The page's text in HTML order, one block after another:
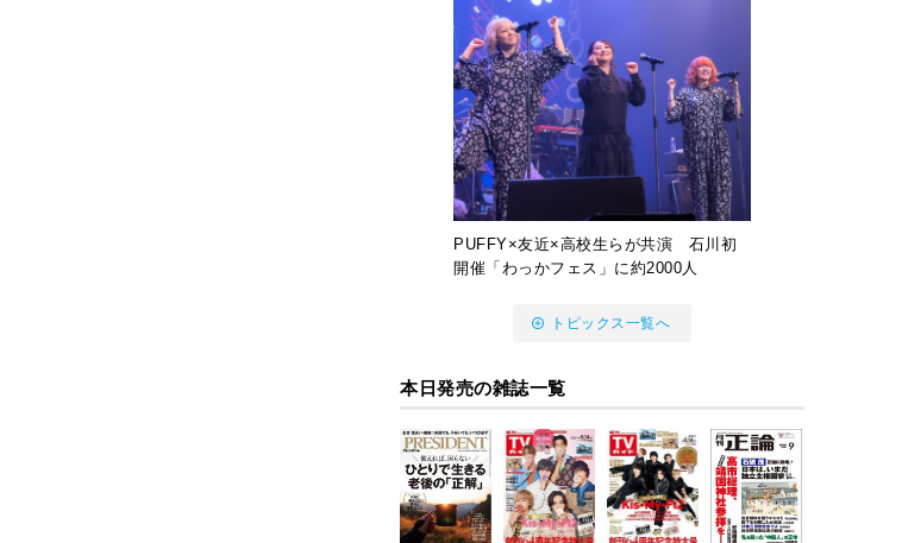
PUFFY×友近×高校生らが共演 石川初
開催「わっかフェス」に約2000人
トピックス一覧へ
本日発売の雑誌一覧